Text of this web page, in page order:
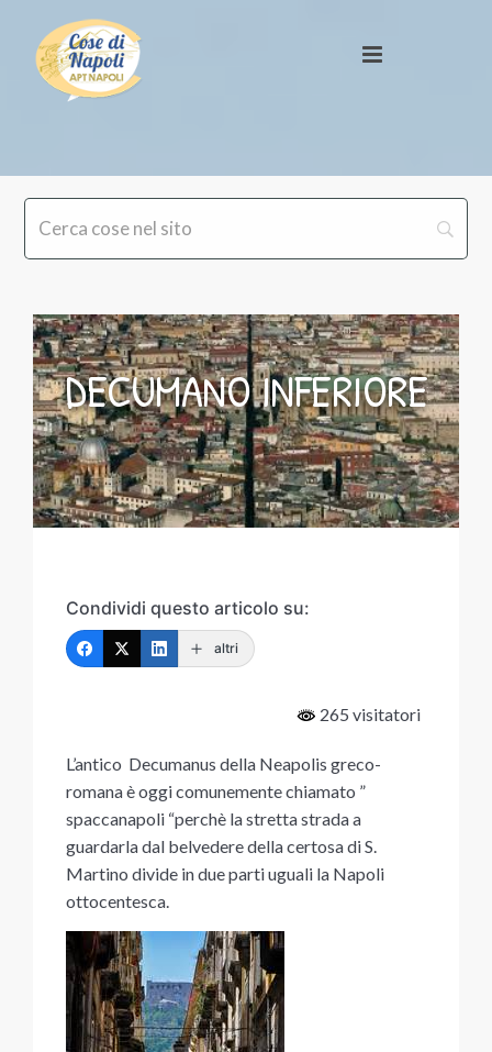
DECUMANO INFERIORE
Condividi questo articolo su:
altri
265 visitatori
L’antico Decumanus della Neapolis greco-
romana è oggi comunemente chiamato ”
spaccanapoli “perchè la stretta strada a
guardarla dal belvedere della certosa di S.
Martino divide in due parti uguali la Napoli
ottocentesca.